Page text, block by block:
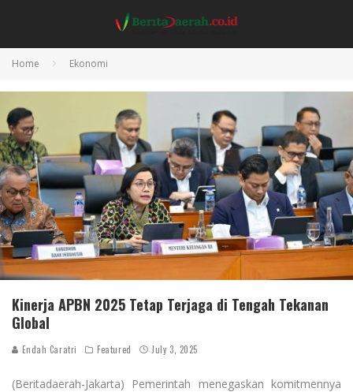
Home Ekonomi
Kinerja APBN 2025 Tetap Terjaga di Tengah Tekanan
Global
Endah Caratri Featured July 3, 2025
(Beritadaerah-Jakarta) Pemerintah menegaskan komitmennya